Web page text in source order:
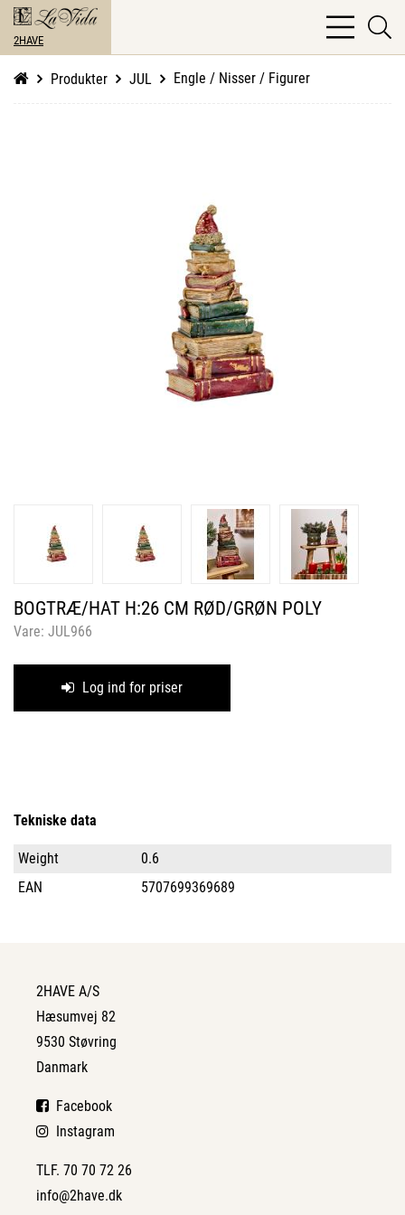
2HAVE
bars
light
Produkter JUL Engle / Nisser / Figurer
BOGTRÆ/HAT H:26 CM RØD/GRØN POLY
Vare: JUL966
Log ind for priser
Tekniske data
Weight
0.6
EAN
5707699369689
2HAVE A/S
Hæsumvej 82
9530 Støvring
Danmark
Facebook
Instagram
TLF. 70 70 72 26
info@2have.dk